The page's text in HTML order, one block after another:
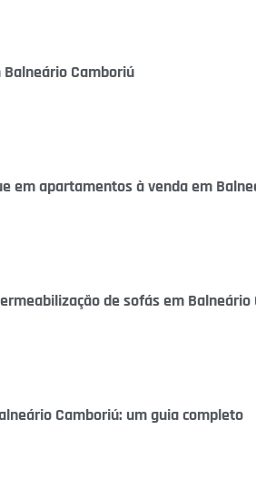
Camboriú
em apartamentos à venda em
de sofás em Balneário
Camboriú: um guia completo